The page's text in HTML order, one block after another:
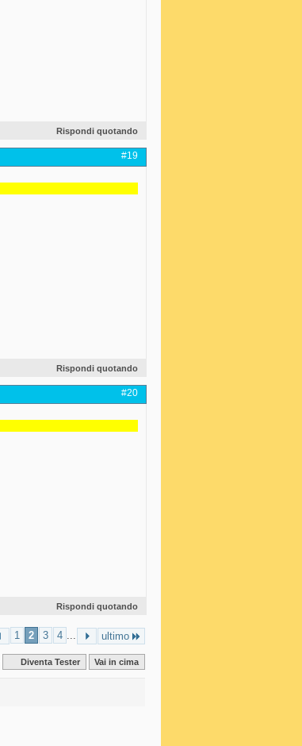
Rispondi quotando
#19
Rispondi quotando
#20
Rispondi quotando
1 2 3 4 ... ultimo
Diventa Tester Vai in cima